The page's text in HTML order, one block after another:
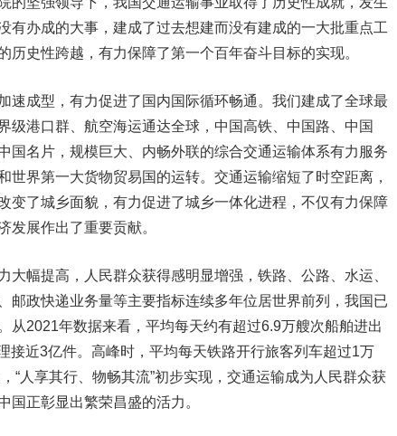
有办成的大事，建成了过去想建而没有建成的一大批重点工
历史性跨越，有力保障了第一个百年奋斗目标的实现。
速成型， 有力促进了国内国际循环畅通。 我们建成了全球最
级港口群、航空海运通达全球，中国高铁、中国路、中国
国名片，规模巨大、内畅外联的综合交通运输体系有力服务
世界第一大货物贸易国的运转。交通运输缩短了时空距离，
变了城乡面貌，有力促进了城乡一体化进程，不仅有力保障
发展作出了重要贡献。
大幅提高， 人民群众获得感明显增强， 铁路、公路、水运、
邮政快递业务量等主要指标连续多年位居世界前列，我国已
从2021年数据来看，平均每天约有超过6.9万艘次船舶进出
接近3亿件。高峰时，平均每天铁路开行旅客列车超过1万
“人享其行、物畅其流”初步实现，交通运输成为人民群众获
国正彰显出繁荣昌盛的活力。